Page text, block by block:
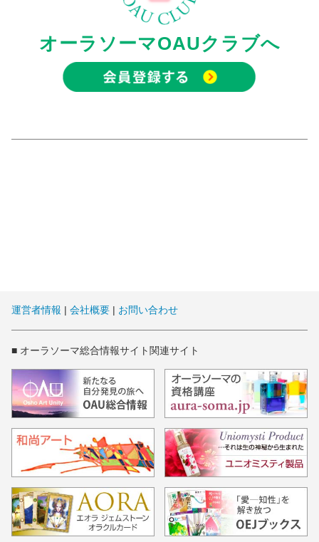
オーラソーマOAUクラブへ
運営者情報 | 会社概要 | お問い合わせ
■ オーラソーマ総合情報サイト関連サイト